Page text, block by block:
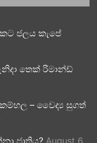
ජලය කැපේ
තෙක් රිමාන්ඩ්
– වෛද්‍ය සුගත්
ජාතිය? August 6,